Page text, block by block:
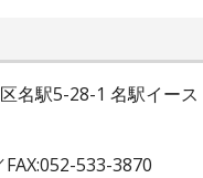
名駅5-28-1 名駅イース
533-3870